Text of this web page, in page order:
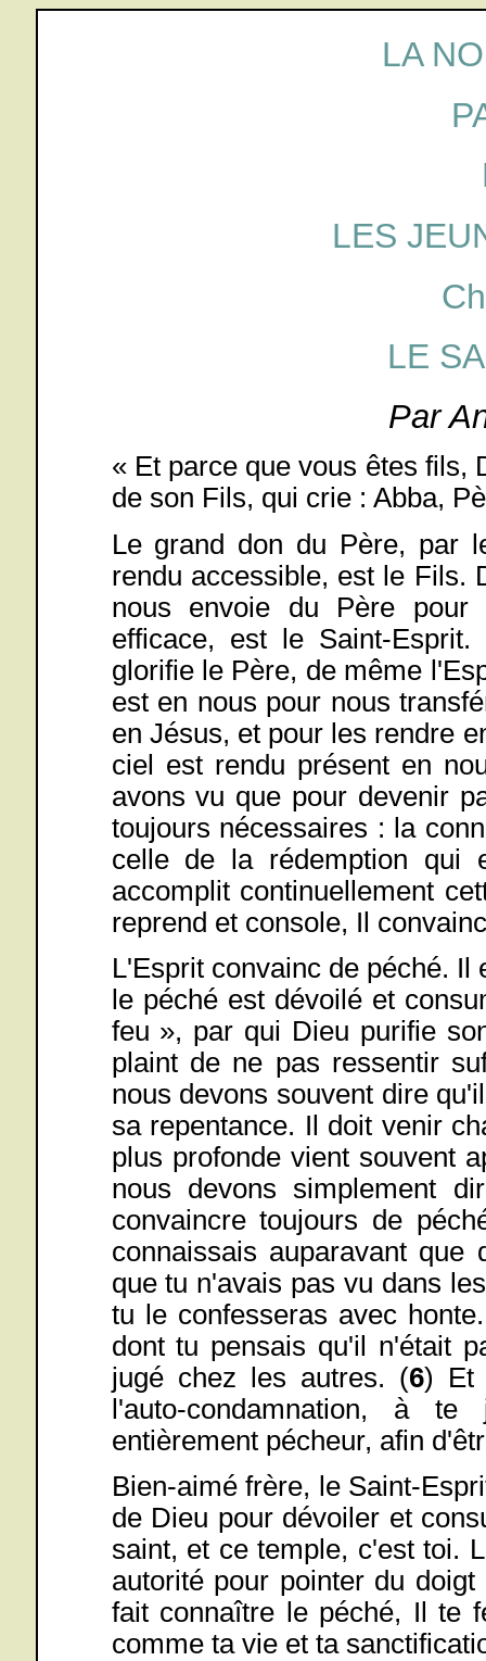
LA
LES
LE
Par
« Et parce que vous êtes
de son Fils, qui crie : Abba,
Le grand don du Père, par
rendu accessible, est le Fils.
nous envoie du Père
efficace, est le Saint-Esprit.
glorifie le Père, de même
est en nous pour nous
en Jésus, et pour les rendre
ciel est rendu présent en
avons vu que pour devenir
toujours nécessaires : la
celle de la rédemption qui
accomplit continuellement
reprend et console, Il
L'Esprit convainc de péché. Il
le péché est dévoilé et
feu », par qui Dieu purifie
plaint de ne pas ressentir
nous devons souvent dire
sa repentance. Il doit venir
plus profonde vient souvent
nous devons simplement
convaincre toujours de
connaissais auparavant
que tu n'avais pas vu dans
tu le confesseras avec
dont tu pensais qu'il n'était
jugé chez les autres. (6) Et
l'auto-condamnation, à
entièrement pécheur, afin
Bien-aimé frère, le Saint-
de Dieu pour dévoiler et
saint, et ce temple, c'est toi.
autorité pour pointer du
fait connaître le péché, Il te
comme ta vie et ta